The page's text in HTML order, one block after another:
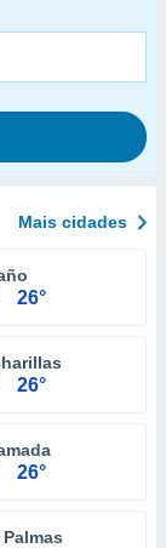
Mais cidades
26°
26°
26°